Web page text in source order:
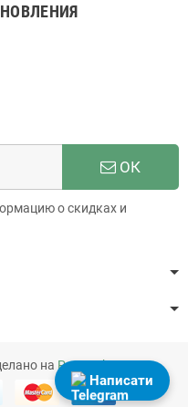
ОК
о скидках и
на PrestaShop
Написати